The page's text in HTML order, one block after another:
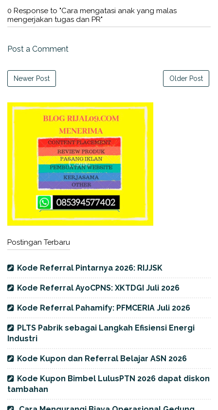
0 Response to "Cara mengatasi anak yang malas
mengerjakan tugas dan PR"
Post a Comment
Newer Post Older Post
Postingan Terbaru
Kode Referral Pintarnya 2026: RIJJSK
Kode Referral AyoCPNS: XKTDGI Juli 2026
Kode Referral Pahamify: PFMCERIA Juli 2026
PLTS Pabrik sebagai Langkah Efisiensi Energi
Industri
Kode Kupon dan Referral Belajar ASN 2026
Kode Kupon Bimbel LulusPTN 2026 dapat diskon
tambahan